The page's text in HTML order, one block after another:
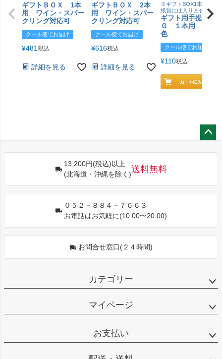
ギフトＢＯＸ 1本
用 ワイン・スパー
クリング対応可
クール便でお届け
¥481 税込
詳細を見る
ギフトＢＯＸ 2本
用 ワイン・スパー
クリング対応可
クール便でお届け
¥616税込
詳細を見る
※ギフトBOX1本用はこ
紙袋には入りません
ギフト用手提げＢ
Ｇ １本用 エン
色
クール便でお届け
¥110税込
13,200円(税込)以上
(北海道・沖縄を除く)
送料無料
０５２－８８４－７６６３
お電話はお気軽に(10:00〜20:00)
お問合せ窓口(２４時間)
カテゴリー
マイページ
お支払い